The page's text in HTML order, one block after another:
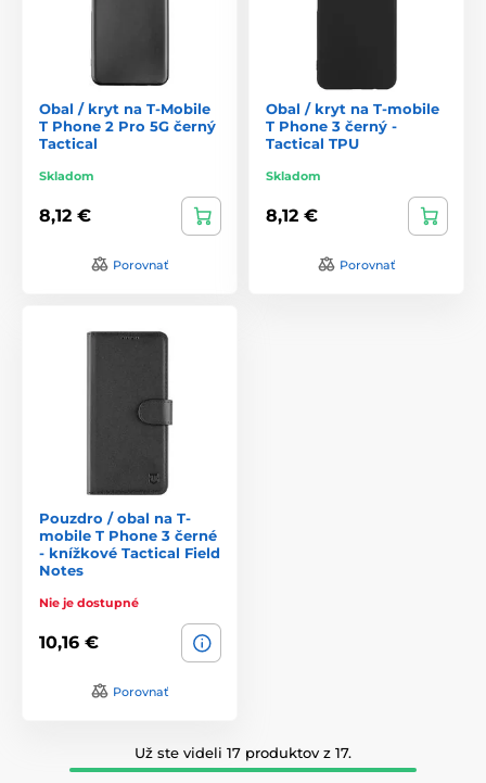
Obal / kryt na T-Mobile
T Phone 2 Pro 5G černý
Tactical
Skladom
8,12 €
Porovnať
Obal / kryt na T-mobile
T Phone 3 černý -
Tactical TPU
Skladom
8,12 €
Porovnať
Pouzdro / obal na T-
mobile T Phone 3 černé
- knížkové Tactical Field
Notes
Nie je dostupné
10,16 €
Porovnať
Už ste videli 17 produktov z 17.